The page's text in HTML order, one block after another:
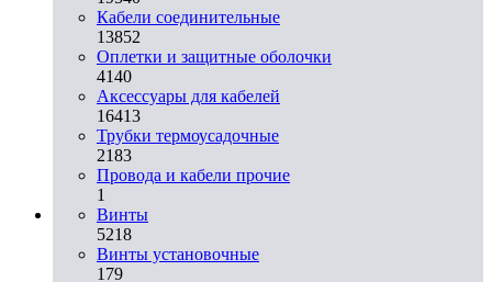
Кабели соединительные
13852
Оплетки и защитные оболочки
4140
Аксессуары для кабелей
16413
Трубки термоусадочные
2183
Провода и кабели прочие
1
Винты
5218
Винты установочные
179